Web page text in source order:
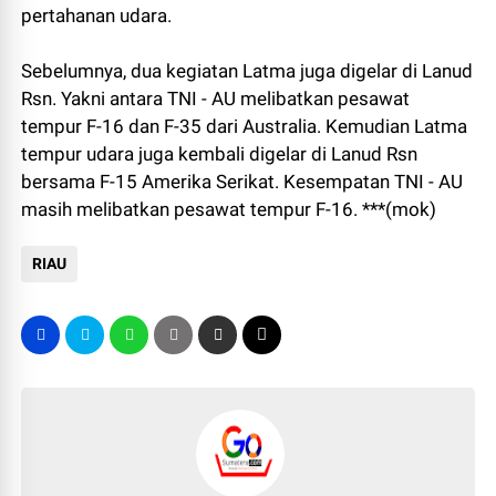
pertahanan udara.
Sebelumnya, dua kegiatan Latma juga digelar di Lanud
Rsn. Yakni antara TNI - AU melibatkan pesawat
tempur F-16 dan F-35 dari Australia. Kemudian Latma
tempur udara juga kembali digelar di Lanud Rsn
bersama F-15 Amerika Serikat. Kesempatan TNI - AU
masih melibatkan pesawat tempur F-16. ***(mok)
RIAU